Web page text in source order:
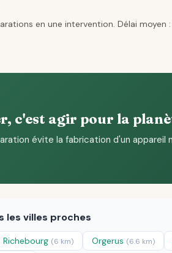
en une intervention. Délai moyen
c'est agir pour la
évite la fabrication d'un appareil
les villes proches
Richebourg (6 km) Orgerus (6.6 km)